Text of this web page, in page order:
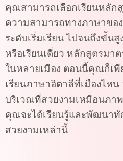
คุณสามารถเลือกเรียนหลัก
ความสามารถทางภาษาขอ
ระดับเริ่มเรียน ไปจนถึงขั้น
หรือเรียนเดี่ยว หลักสูตรมา
ในหลายเมือง ตอนนี้คุณก็เพี
เรียนภาษาอิตาลีที่เมืองไห
บริเวณที่สวยงามเหมือนภา
คุณจะได้เรียนรู้และพัฒนาทั
สวยงามเหล่านี้